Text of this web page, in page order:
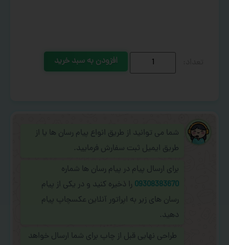
افزودن به سبد خرید
شما می توانید از طریق انواع پیام رسان ها یا از
طریق ایمیل ثبت سفارش فرمایید.
برای ارسال پیام در پیام رسان ها شماره
09308383670 را ذخیره کنید و در یکی از پیام
رسان های زیر به اپراتور آنلاین عکسچاپ پیام
دهید.
طراحی نهایی قبل از چاپ برای شما ارسال خواهد